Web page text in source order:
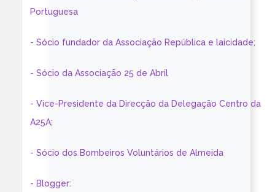
Portuguesa
- Sócio fundador da Associação República e laicidade;
- Sócio da Associação 25 de Abril
- Vice-Presidente da Direcção da Delegação Centro da
A25A;
- Sócio dos Bombeiros Voluntários de Almeida
- Blogger: